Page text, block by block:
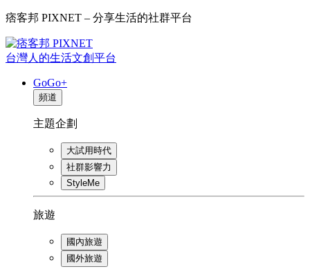
痞客邦 PIXNET – 分享生活的社群平台
台灣人的生活文創平台
GoGo+
頻道
主題企劃
大試用時代
社群影響力
StyleMe
旅遊
國內旅遊
國外旅遊